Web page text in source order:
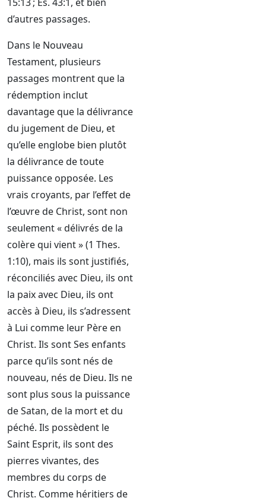
d’autres passages.
Dans le Nouveau
Testament, plusieurs
passages montrent que la
rédemption inclut
davantage que la délivrance
du jugement de Dieu, et
qu’elle englobe bien plutôt
la délivrance de toute
puissance opposée. Les
vrais croyants, par l’effet de
l’œuvre de Christ, sont non
seulement « délivrés de la
colère qui vient » (1 Thes.
1:10), mais ils sont justifiés,
réconciliés avec Dieu, ils ont
la paix avec Dieu, ils ont
accès à Dieu, ils s’adressent
à Lui comme leur Père en
Christ. Ils sont Ses enfants
parce qu’ils sont nés de
nouveau, nés de Dieu. Ils ne
sont plus sous la puissance
de Satan, de la mort et du
péché. Ils possèdent le
Saint Esprit, ils sont des
pierres vivantes, des
membres du corps de
Christ. Comme héritiers de